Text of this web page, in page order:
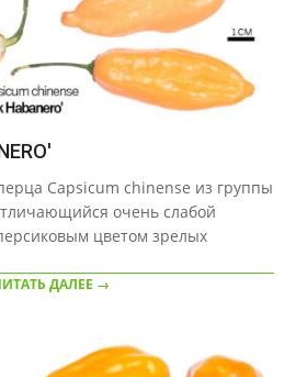
Capsicum chinense из группы
очень слабой
цветом зрелых
ДАЛЕЕ →